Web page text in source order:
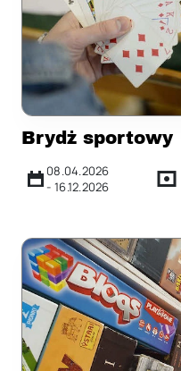
Brydż sportowy
08.04.2026
- 16.12.2026